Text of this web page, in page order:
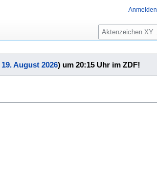
19. August 2026) um 20:15 Uhr im ZDF!
Anmelden
Suche